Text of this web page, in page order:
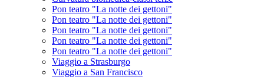
Pon teatro "La notte dei gettoni"
Pon teatro "La notte dei gettoni"
Pon teatro "La notte dei gettoni"
Pon teatro "La notte dei gettoni"
Pon teatro "La notte dei gettoni"
Viaggio a Strasburgo
Viaggio a San Francisco